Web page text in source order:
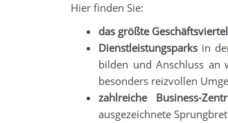
Hier finden Sie:
das größte
Dienstleistungsparks in
bilden und Anschluss an
besonders reizvollen
zahlreiche Business-
ausgezeichnete